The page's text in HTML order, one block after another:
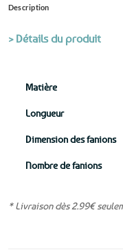
Description
> Détails du produit
Matière
Longueur
Dimension des fanions
Nombre de fanions
* Livraison dès 2.99€